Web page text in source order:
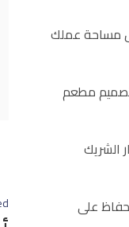
مساحة عملك
مطعم
الشريك
على